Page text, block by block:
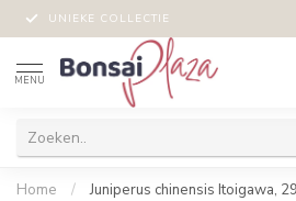
UNIEKE COLLECTIE
MENU
Home /
Juniperus chinensis Itoigawa,